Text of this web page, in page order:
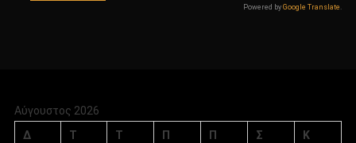
Powered byGoogle Translate .
Αύγουστος 2026
Δ
Τ Τ Π Π Σ Κ